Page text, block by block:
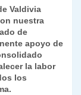
Valdivia
nuestra
de
apoyo de
la labor
los